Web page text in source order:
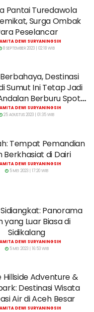
Pantai Turedawola
Surga Ombak
Peselancar
DEWI SURYANINGSIH
8 SEPTEMBER 2023 | 02:18 WIB
Destinasi
Sumut Ini Tetap Jadi
Berburu Spot
Foto
DEWI SURYANINGSIH
25 AGUSTUS 2023 | 01:35 WIB
Tempat Pemandian
Berkhasiat di Dairi
DEWI SURYANINGSIH
5 MEI 2023 | 17:20 WIB
Panorama
yang Luar Biasa di
Sidikalang
DEWI SURYANINGSIH
5 MEI 2023 | 16:53 WIB
Hillside Adventure &
Destinasi Wisata
Air di Aceh Besar
DEWI SURYANINGSIH